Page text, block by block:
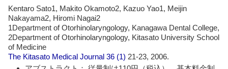
Kentaro Sato1, Makito Okamoto2, Kazuo Yao1, Meijin
Nakayama2, Hiromi Nagai2
1Department of Otorhinolaryngology, Kanagawa Dental College,
2Department of Otorhinolaryngology, Kitasato University School
of Medicine
The Kitasato Medical Journal 36 (1)21-23, 2006.